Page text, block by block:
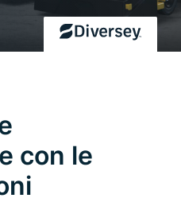
con le